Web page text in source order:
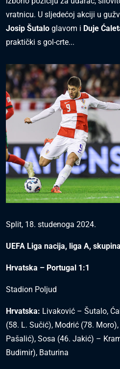
vratnicu. U sljedećoj akciji u
Josip Šutalo glavom i Duje
praktički s gol-crte...
Split, 18. studenoga 2024.
UEFA Liga nacija, liga A,
Hrvatska – Portugal 1:1
Stadion Poljud
Hrvatska: Livaković – Šutalo,
(58. L. Sučić), Modrić (78.
Pašalić), Sosa (46. Jakić) –
Budimir), Baturina